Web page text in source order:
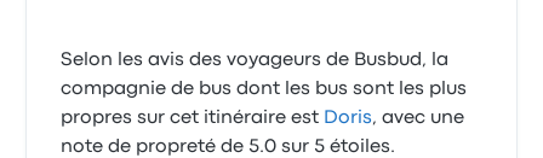
Selon les avis des voyageurs de Busbud, la
compagnie de bus dont les bus sont les plus
propres sur cet itinéraire est Doris, avec une
note de propreté de 5.0 sur 5 étoiles.